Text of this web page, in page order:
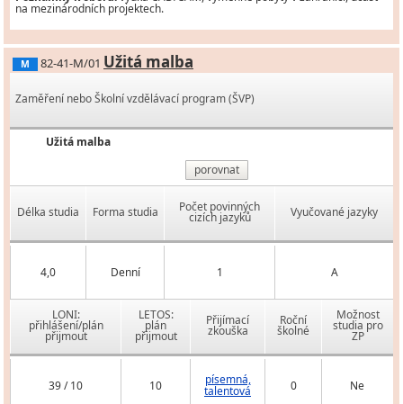
na mezinárodních projektech.
M 82-41-M/01 Užitá malba
Zaměření nebo Školní vzdělávací program (ŠVP)
Užitá malba
porovnat
Délka studia Forma studia Počet povinných
cizích jazyků Vyučované jazyky
4,0 Denní 1 A
LONI:
přihlášení/plán
přijmout
LETOS:
plán
přijmout
Přijímací
zkouška
Roční
školné
Možnost
studia pro
ZP
39 / 10 10 písemná,
talentová 0 Ne